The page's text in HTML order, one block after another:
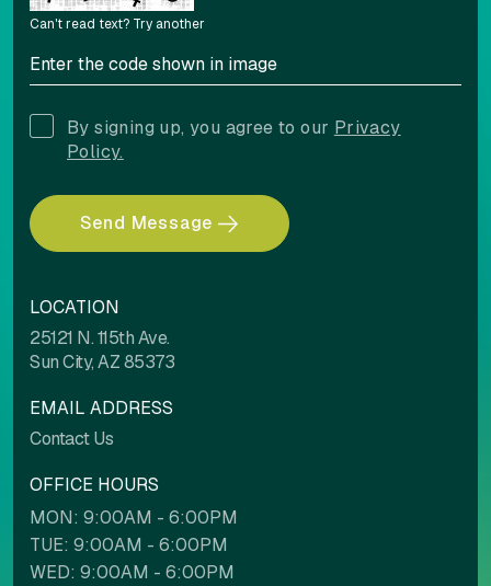
Can't read text? Try another
By signing up, you agree to our Privacy
Policy.
Send Message
LOCATION
25121 N. 115th Ave.
Sun City, AZ 85373
EMAIL ADDRESS
Contact Us
OFFICE HOURS
MON: 9:00AM - 6:00PM
TUE: 9:00AM - 6:00PM
WED: 9:00AM - 6:00PM
COLOR ADJUSTMENTS
Light contrast
High saturation